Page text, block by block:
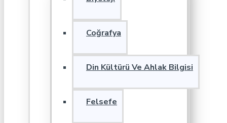
Coğrafya
Din Kültürü Ve Ahlak Bilgisi
Felsefe